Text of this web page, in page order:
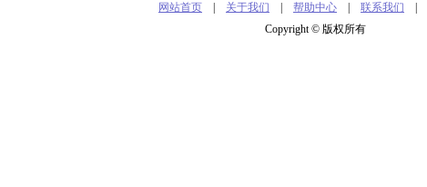
网站首页 关于我们 帮助中心 联系我们
Copyright © 版权所有